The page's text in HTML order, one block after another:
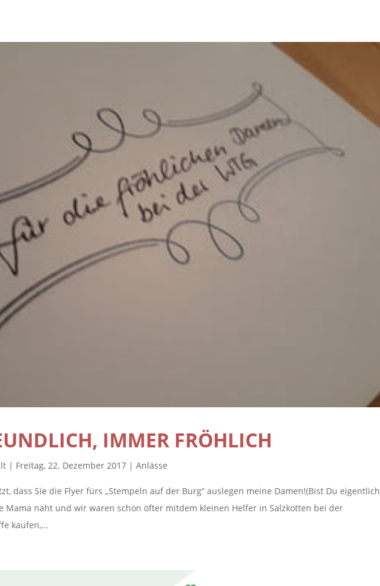
IMMER FRÖHLICH
| Freitag, 22. Dezember 2017| Anlässe
dass Sie die Flyer fürs „Stempeln auf der Burg“ auslegen meine Damen!(Bist Du eigentlich
Mama näht und wir waren schon öfter mitdem kleinen Helfer in Salzkotten bei der
kaufen,...